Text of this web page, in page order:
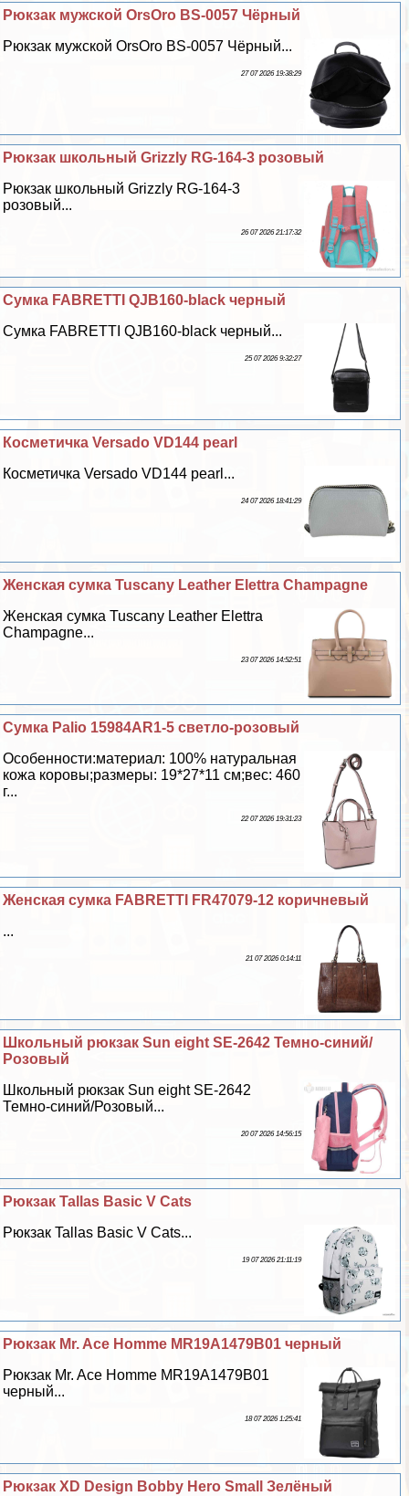
Рюкзак мужской OrsOro BS-0057 Чёрный
Рюкзак мужской OrsOro BS-0057 Чёрный...
27 07 2026 19:38:29
Рюкзак школьный Grizzly RG-164-3 розовый
Рюкзак школьный Grizzly RG-164-3
розовый...
26 07 2026 21:17:32
Сумка FABRETTI QJB160-black черный
Сумка FABRETTI QJB160-black черный...
25 07 2026 9:32:27
Косметичка Versado VD144 pearl
Косметичка Versado VD144 pearl...
24 07 2026 18:41:29
Женская сумка Tuscany Leather Elettra Champagne
Женская сумка Tuscany Leather Elettra
Champagne...
23 07 2026 14:52:51
Сумка Palio 15984AR1-5 светло-розовый
Особенности:материал: 100% натуральная
кожа коровы;размеры: 19*27*11 см;вес: 460
г...
22 07 2026 19:31:23
Женская сумка FABRETTI FR47079-12 коричневый
...
21 07 2026 0:14:11
Школьный рюкзак Sun eight SE-2642 Темно-синий/
Розовый
Школьный рюкзак Sun eight SE-2642
Темно-синий/Розовый...
20 07 2026 14:56:15
Рюкзак Tallas Basic V Cats
Рюкзак Tallas Basic V Cats...
19 07 2026 21:11:19
Рюкзак Mr. Ace Homme MR19A1479B01 черный
Рюкзак Mr. Ace Homme MR19A1479B01
черный...
18 07 2026 1:25:41
Рюкзак XD Design Bobby Hero Small Зелёный